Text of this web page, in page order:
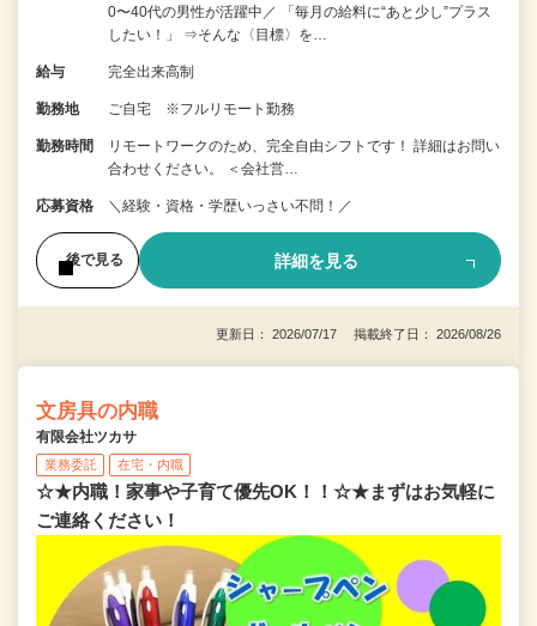
0〜40代の男性が活躍中／ 「毎月の給料に“あと少し”プラス
したい！」 ⇒そんな〈目標〉を…
給与 完全出来高制
勤務地 ご自宅 ※フルリモート勤務
勤務時間
リモートワークのため、完全自由シフトです！ 詳細はお問い
合わせください。 ＜会社営…
応募資格 ＼経験・資格・学歴いっさい不問！／
後で見る 詳細を見る
更新日： 2026/07/17 掲載終了日： 2026/08/26
文房具の内職
有限会社ツカサ
業務委託 在宅・内職
☆★内職！家事や子育て優先OK！！☆★まずはお気軽に
ご連絡ください！